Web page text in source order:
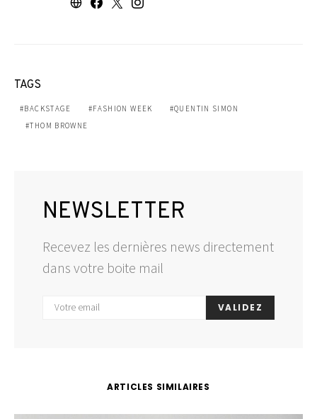
TAGS
BACKSTAGE FASHION WEEK
QUENTIN SIMON
THOM BROWNE
NEWSLETTER
Recevez les dernières news directement
dans votre boite mail
VALIDEZ
ARTICLES SIMILAIRES